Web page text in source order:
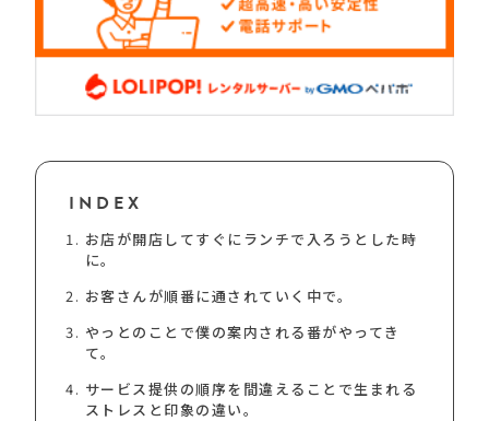
INDEX
お店が開店してすぐにランチで入ろうとした時
に。
お客さんが順番に通されていく中で。
やっとのことで僕の案内される番がやってき
て。
サービス提供の順序を間違えることで生まれる
ストレスと印象の違い。